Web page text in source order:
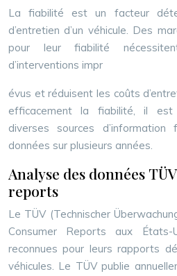
La fiabilité est un facteur
d’entretien d’un véhicule. Des
pour leur fiabilité
d’interventions impr
évus et réduisent les coûts
efficacement la fiabilité, il
diverses sources
données sur plusieurs années.
Analyse des données
reports
Le TÜV (Technischer
Consumer Reports aux
reconnues pour leurs rapports
véhicules. Le TÜV publie